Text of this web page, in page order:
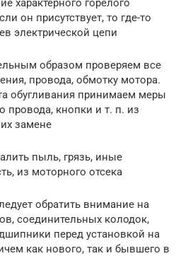
характерного горелого
он присутствует, то где-то
электрической цепи
образом проверяем все
провода, обмотку мотора.
обугливания принимаем меры
провода, кнопки и т. п. из
замене
пыль, грязь, иные
из моторного отсека
обратить внимание на
соединительных колодок,
перед установкой на
как нового, так и бывшего в